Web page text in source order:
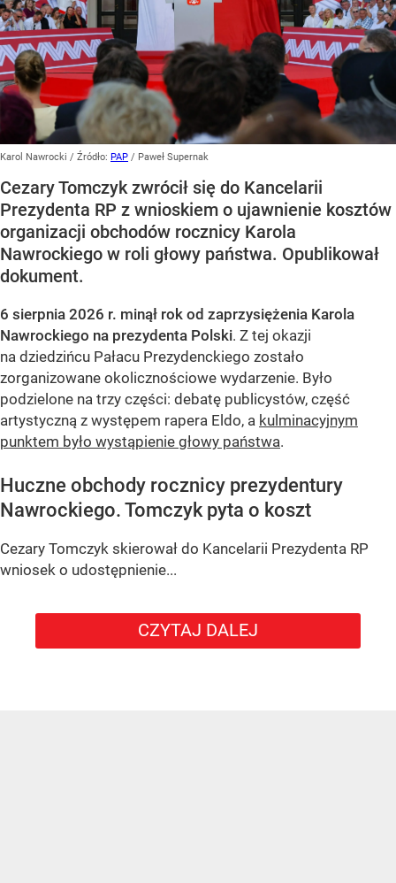
Karol Nawrocki / Źródło: PAP / Paweł Supernak
Cezary Tomczyk zwrócił się do Kancelarii
Prezydenta RP z wnioskiem o ujawnienie kosztów
organizacji obchodów rocznicy Karola
Nawrockiego w roli głowy państwa. Opublikował
dokument.
6 sierpnia 2026 r. minął rok od zaprzysiężenia Karola
Nawrockiego na prezydenta Polski. Z tej okazji
na dziedzińcu Pałacu Prezydenckiego zostało
zorganizowane okolicznościowe wydarzenie. Było
podzielone na trzy części: debatę publicystów, część
artystyczną z występem rapera Eldo, a kulminacyjnym
punktem było wystąpienie głowy państwa.
Huczne obchody rocznicy prezydentury
Nawrockiego. Tomczyk pyta o koszt
Cezary Tomczyk skierował do Kancelarii Prezydenta RP
wniosek o udostępnienie...
CZYTAJ DALEJ